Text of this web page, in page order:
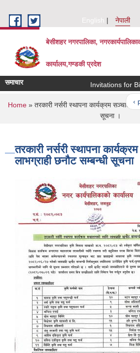
English
नेपाली
बेसीशहर नगरपालिका,
कार्यालय,गण्डकी प्रदेश
समाचार Invitations for
‹
You are here
Home» तरकारी नर्सरी स्थापना कार्यक्रम
सूचना ।
तरकारी नर्सरी स्थापना
लाभग्राही छनौट सम्बन्धी सूचना